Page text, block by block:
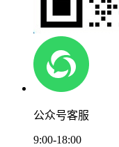
公众号客服
9:00-18:00